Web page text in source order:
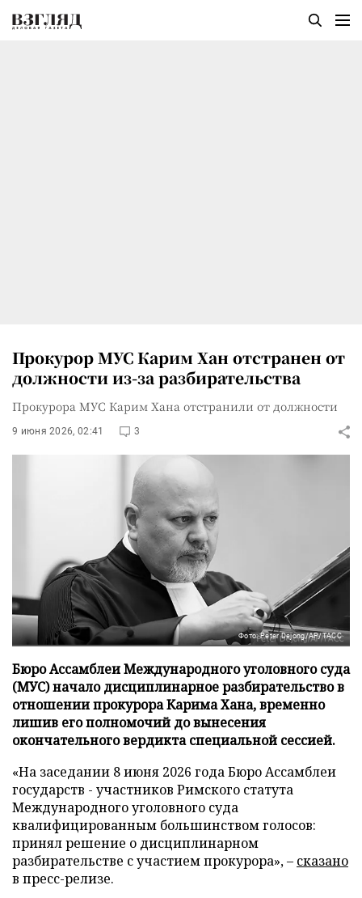
Прокурор МУС Карим Хан отстранен от
должности из-за разбирательства
Прокурора МУС Карим Хана отстранили от должности
9 июня 2026, 02:41 3
Фото: Peter Dejong/AP/ТАСС
Бюро Ассамблеи Международного уголовного суда
(МУС) начало дисциплинарное разбирательство в
отношении прокурора Карима Хана, временно
лишив его полномочий до вынесения
окончательного вердикта специальной сессией.
«На заседании 8 июня 2026 года Бюро Ассамблеи
государств - участников Римского статута
Международного уголовного суда
квалифицированным большинством голосов:
принял решение о дисциплинарном
разбирательстве с участием прокурора», – сказано
в пресс-релизе.